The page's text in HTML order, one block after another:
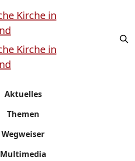
Aktuelles
Themen
Wegweiser
Multimedia